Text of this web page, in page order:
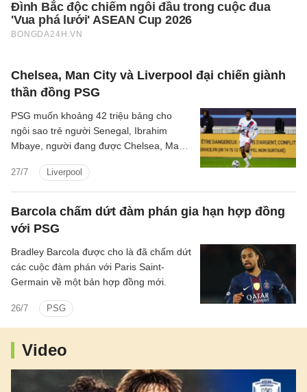
Chelsea, Man City và Liverpool đại chiến giành
thần đồng PSG
27/7 Liverpool
PSG muốn khoảng 42 triệu bảng cho
ngôi sao trẻ người Senegal, Ibrahim
Mbaye, người đang được Chelsea, Man
Barcola chấm dứt đàm phán gia hạn hợp đồng
với PSG
26/7 PSG
Bradley Barcola được cho là đã chấm dứt
các cuộc đàm phán với Paris Saint-
Germain về một bản hợp đồng mới.
Video